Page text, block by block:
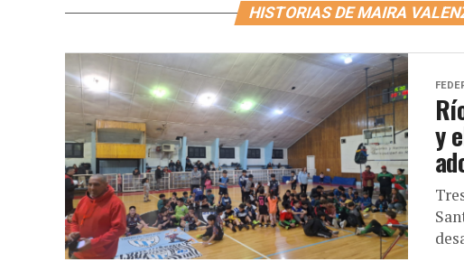
HISTORIAS DE MAIRA
y